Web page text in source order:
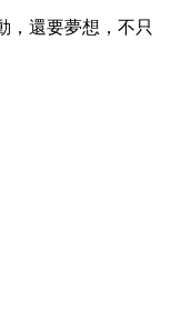
，還要夢想，不只